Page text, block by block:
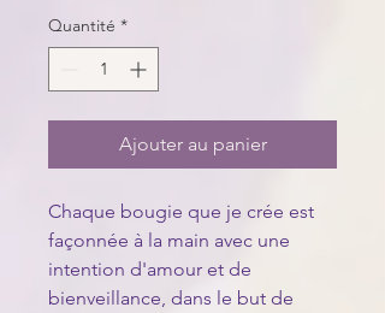
Quantité *
Ajouter au panier
Chaque bougie que je crée est
façonnée à la main avec une
intention d'amour et de
bienveillance, dans le but de